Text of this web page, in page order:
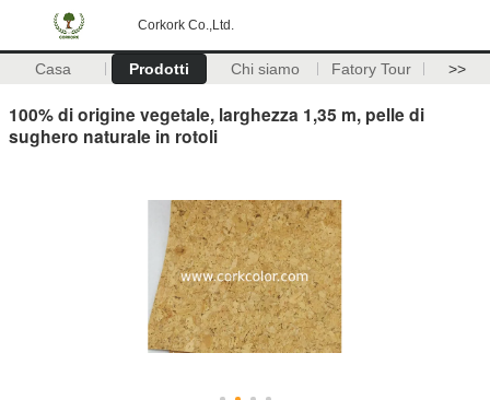
Corkork Co.,Ltd.
Casa Prodotti Chi siamo Fatory Tour >>
100% di origine vegetale, larghezza 1,35 m, pelle di
sughero naturale in rotoli